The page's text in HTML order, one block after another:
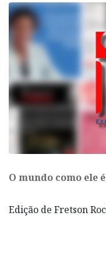
O mundo como ele
Edição de Fretson